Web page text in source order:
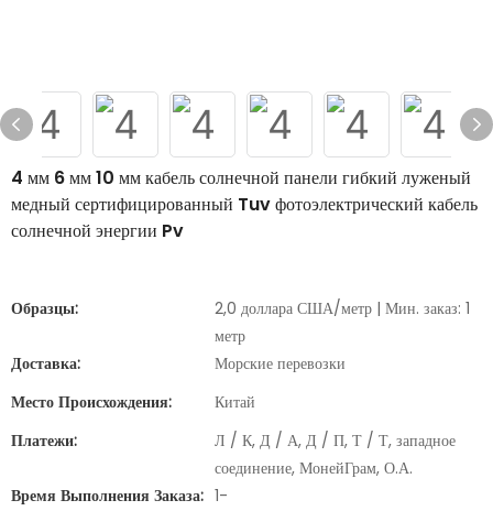
4 мм 6 мм 10 мм кабель солнечной панели гибкий луженый
медный сертифицированный Tuv фотоэлектрический кабель
солнечной энергии Pv
Образцы:
2,0 доллара США/метр | Мин. заказ: 1
метр
Доставка:
Морские перевозки
Место Происхождения:
Китай
Платежи:
Л / К, Д / А, Д / П, Т / Т, западное
соединение, МонейГрам, О.А.
Время Выполнения Заказа: 1-